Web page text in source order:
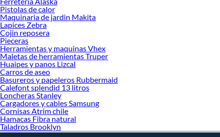
Pistolas de calor
Maquinaria de jardin Makita
Lapices Zebra
Cojin reposera
Pieceras
Herramientas y maquinas Vhex
Maletas de herramientas Truper
Huaipes y panos Lizcal
Carros de aseo
Basureros y papeleros Rubbermaid
Calefont splendid 13 litros
Loncheras Stanley
Cargadores y cables Samsung
Cornisas Atrim chile
Hamacas Fibra natural
Taladros Brooklyn